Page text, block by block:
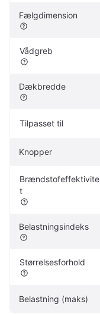
Fælgdimension
Vådgreb
Dækbredde
Tilpasset til
Knopper
Brændstofeffektivite
t
Belastningsindeks
Størrelsesforhold
Belastning (maks)